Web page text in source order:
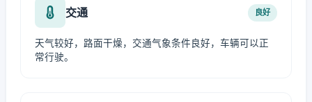
交通 良好
天气较好，路面干燥，交通气象条件良好，车辆可以正
常行驶。